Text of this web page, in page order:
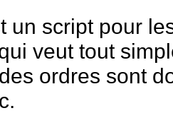
un script pour
veut tout
ordres sont